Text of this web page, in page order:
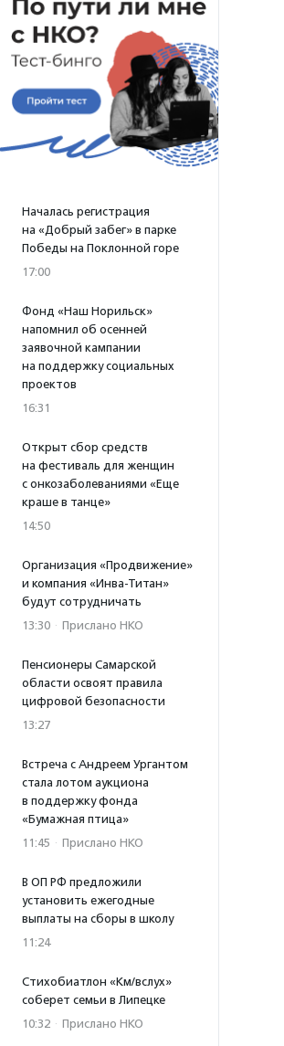
Началась регистрация
на «Добрый забег» в парке
Победы на Поклонной горе
17:00
Фонд «Наш Норильск»
напомнил об осенней
заявочной кампании
на поддержку социальных
проектов
16:31
Открыт сбор средств
на фестиваль для женщин
с онкозаболеваниями «Еще
краше в танце»
14:50
Организация «Продвижение»
и компания «Инва-Титан»
будут сотрудничать
13:30 · Прислано НКО
Пенсионеры Самарской
области освоят правила
цифровой безопасности
13:27
Встреча с Андреем Ургантом
стала лотом аукциона
в поддержку фонда
«Бумажная птица»
11:45 · Прислано НКО
В ОП РФ предложили
установить ежегодные
выплаты на сборы в школу
11:24
Стихобиатлон «Км/вслух»
соберет семьи в Липецке
10:32 · Прислано НКО